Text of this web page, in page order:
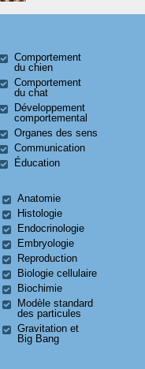
Comportement
du chien
Comportement
du chat
Développement
comportemental
Organes des sens
Communication
Éducation
Anatomie
Histologie
Endocrinologie
Embryologie
Reproduction
Biologie cellulaire
Biochimie
Modèle standard
des particules
Gravitation et
Big Bang